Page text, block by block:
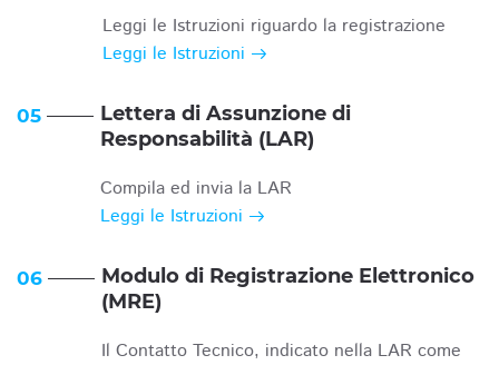
Leggi le Istruzioni riguardo la registrazione
Leggi le Istruzioni
05
Lettera di Assunzione di
Responsabilità (LAR)
Compila ed invia la LAR
Leggi le Istruzioni
06
Modulo di Registrazione Elettronico
(MRE)
Il Contatto Tecnico, indicato nella LAR come